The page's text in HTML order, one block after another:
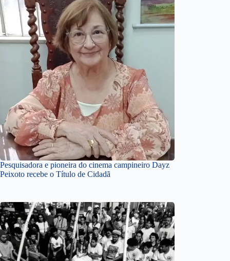
Pesquisadora e pioneira do cinema campineiro Dayz
Peixoto recebe o Título de Cidadã